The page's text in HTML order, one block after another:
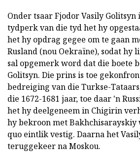
Onder tsaar Fjodor Vasily
tydperk van die tyd het hy
het hy opdrag gegee om te gaan
Rusland (nou Oekraïne), sodat hy
sal opgemerk word dat die boete
Golitsyn. Die prins is toe
bedreiging van die Turkse-
die 1672-1681 jaar, toe daar 'n
het hy deelgeneem in Chigirin
hy bekroon met Bakhchisarayskiy
quo eintlik vestig. Daarna het
teruggekeer na Moskou.